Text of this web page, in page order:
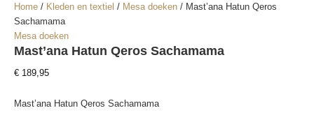
Home / Kleden en textiel / Mesa doeken / Mast’ana Hatun Qeros
Sachamama
Mesa doeken
Mast’ana Hatun Qeros Sachamama
€ 189,95
Mast’ana Hatun Qeros Sachamama